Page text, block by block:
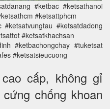
#ketbac #ketsathanoi
#ketsattphcm
#ketsatvungtau #ketsatdadong
#ketsatkhachsan
#ketbachongchay #tuketsat
#ketsatsieucuong
cấp, không gỉ
chống khoan